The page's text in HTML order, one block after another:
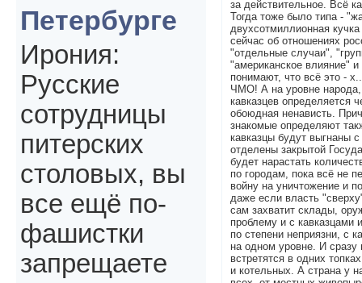
за действительное. Всё
Тогда тоже было типа -
двухсотмиллионная
сейчас об отношениях
"отдельные случаи",
"американское влияние"
понимают, что всё это -
ЧМО! А на уровне народа,
кавказцев определяется
обоюдная ненависть.
знакомые определяют
кавказцы будут выгнаны
отделены закрытой
будет нарастать
по городам, пока всё не
войну на уничтожение и
даже если власть
сам захватит склады,
проблему и с кавказцами
по степени неприязни, с
на одном уровне. И сразу
встретятся в одних
и котельных. А страна у
Петербурге
Ирония:
Русские
сотрудницы
питерских
столовых, вы
все ещё по-
фашистки
запрещаете